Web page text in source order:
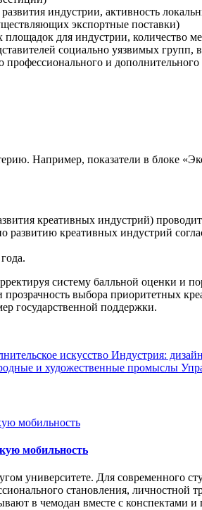
индустрии, активность
экспортные поставки)
для индустрии, количество
социально уязвимых групп,
и
Например, показатели в блоке
креативных индустрий)
креативных индустрий
систему балльной оценки и
выбора приоритетных
государственной поддержки.
искусство Индустрия: дизайн
и художественные промыслы
мобильность
университете. Для современного
становления,
в чемодан вместе с конспектами и